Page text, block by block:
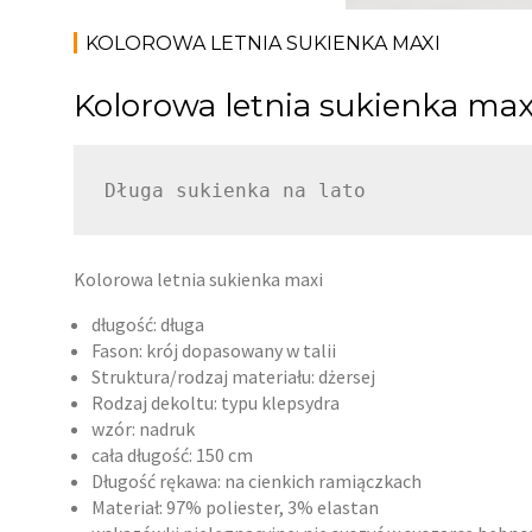
KOLOROWA LETNIA SUKIENKA MAXI
Kolorowa letnia sukienka
Długa sukienka na lato
Kolorowa letnia sukienka maxi
długość: długa
Fason: krój dopasowany w talii
Struktura/rodzaj materiału: dżersej
Rodzaj dekoltu: typu klepsydra
wzór: nadruk
cała długość: 150 cm
Długość rękawa: na cienkich ramiączkach
Materiał: 97% poliester, 3% elastan